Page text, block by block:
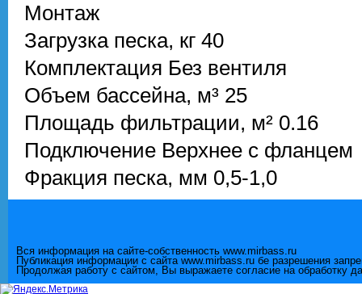
Монтаж
Загрузка песка, кг 40
Комплектация Без вентиля
Объем бассейна, м³ 25
Площадь фильтрации, м² 0.16
Подключение Верхнее с фланцем
Фракция песка, мм 0,5-1,0
Вся информация на сайте-собственность www.mirbass.ru
Публикация информации с сайта www.mirbass.ru бе разрешения
Продолжая работу с сайтом, Вы выражаете согласие на обработку